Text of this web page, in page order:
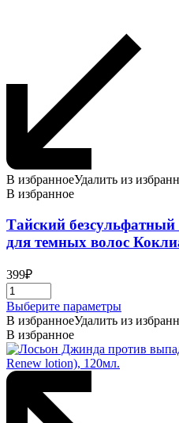
В избранноеУдалить из
В избранное
Тайский
для темных волос
399₽
Выберите параметрыЭтот
товар
несколько
В избранноеУдалить из
В избранное